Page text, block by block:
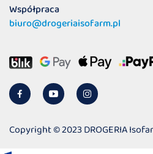
Współpraca
biuro@drogeriaisofarm.pl
Copyright © 2023 DROGERIA